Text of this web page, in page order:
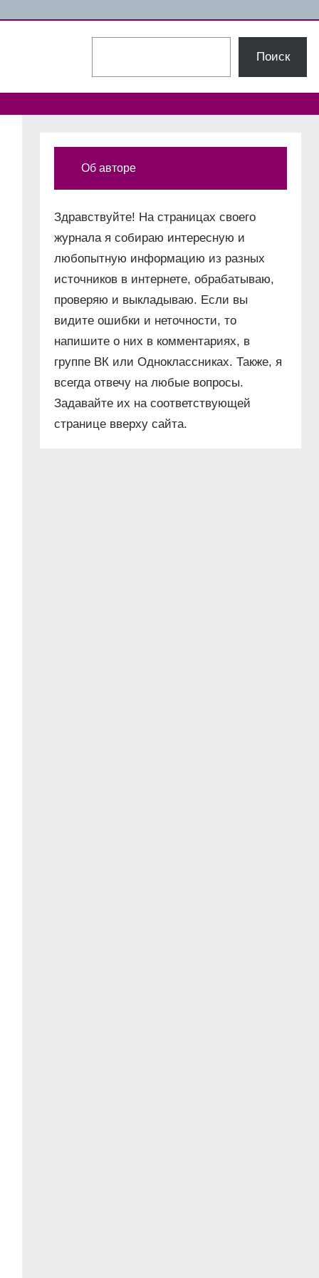
Поиск
Об авторе
Здравствуйте! На страницах своего
журнала я собираю интересную и
любопытную информацию из разных
источников в интернете, обрабатываю,
проверяю и выкладываю. Если вы
видите ошибки и неточности, то
напишите о них в комментариях, в
группе ВК или Одноклассниках. Также, я
всегда отвечу на любые вопросы.
Задавайте их на соответствующей
странице вверху сайта.